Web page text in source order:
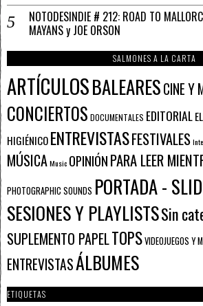
NOTODESINDIE # 212: ROAD TO
MAYANS y JOE ORSON
SALMONES A LA CARTA
ARTÍCULOSBALEARESCINE Y
CONCIERTOS DOCUMENTALES EDITORIAL
HIGIÉNICOENTREVISTASFESTIVALES
MÚSICAMusic OPINIÓNPARA LEER
PHOTOGRAPHIC SOUNDS PORTADA -
SESIONES Y PLAYLISTSSin
SUPLEMENTO PAPELTOPSVIDEOJUEGOS Y
ENTREVISTASÁLBUMES
ETIQUETAS